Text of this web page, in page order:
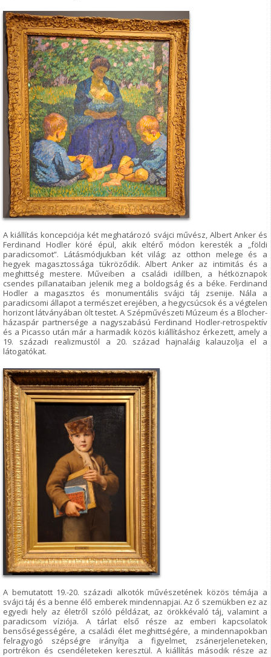
A kiállítás koncepciója két meghatározó svájci művész, Albert Anker és
Ferdinand Hodler köré épül, akik eltérő módon keresték a „földi
paradicsomot”. Látásmódjukban két világ: az otthon melege és a
hegyek magasztossága tükröződik. Albert Anker az intimitás és a
meghittség mestere. Műveiben a családi idillben, a hétköznapok
csendes pillanataiban jelenik meg a boldogság és a béke. Ferdinand
Hodler a magasztos és monumentális svájci táj zsenije. Nála a
paradicsomi állapot a természet erejében, a hegycsúcsok és a végtelen
horizont látványában ölt testet. A Szépművészeti Múzeum és a Blocher-
házaspár partnersége a nagyszabású Ferdinand Hodler-retrospektív
és a Picasso után már a harmadik közös kiállításhoz érkezett, amely a
19. századi realizmustól a 20. század hajnaláig kalauzolja el a
látogatókat.
A bemutatott 19.-20. századi alkotók művészetének közös témája a
svájci táj és a benne élő emberek mindennapjai. Az ő szemükben ez az
egyedi hely az életről szóló példázat, az örökkévaló táj, valamint a
paradicsom víziója. A tárlat első része az emberi kapcsolatok
bensőségességére, a családi élet meghittségére, a mindennapokban
felragyogó szépségre irányítja a figyelmet, zsánerjeleneteken,
portrékon és csendéleteken keresztül. A kiállítás második része az